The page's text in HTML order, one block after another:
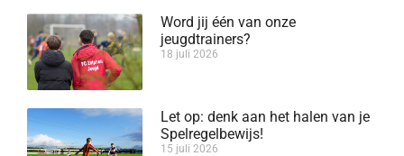
Word jij één van onze
jeugdtrainers?
18 juli 2026
Let op: denk aan het halen van je
Spelregelbewijs!
15 juli 2026